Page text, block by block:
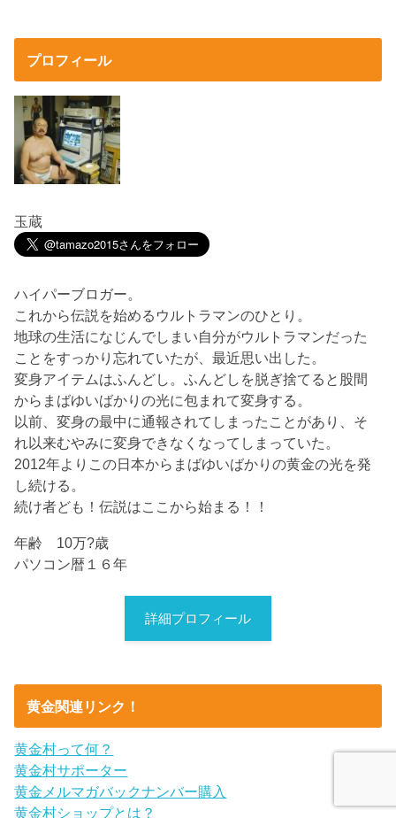
プロフィール
玉蔵
ハイパーブロガー。
これから伝説を始めるウルトラマンのひとり。
地球の生活になじんでしまい自分がウルトラマンだった
ことをすっかり忘れていたが、最近思い出した。
変身アイテムはふんどし。ふんどしを脱ぎ捨てると股間
からまばゆいばかりの光に包まれて変身する。
以前、変身の最中に通報されてしまったことがあり、そ
れ以来むやみに変身できなくなってしまっていた。
2012年よりこの日本からまばゆいばかりの黄金の光を発
し続ける。
続け者ども！伝説はここから始まる！！
年齢 10万?歳
パソコン暦１６年
詳細プロフィール
黄金関連リンク！
黄金村って何？
黄金村サポーター
黄金メルマガバックナンバー購入
黄金村ショップとは？